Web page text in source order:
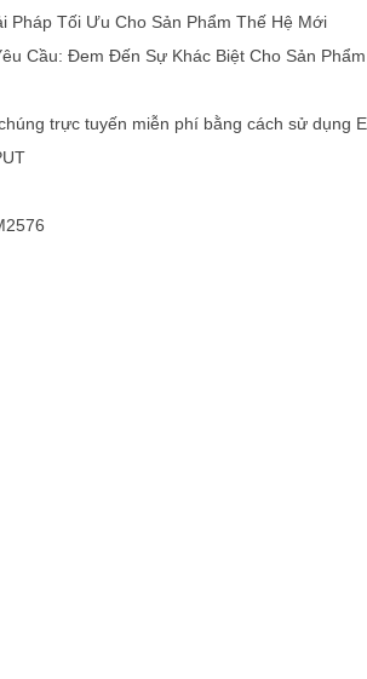
Pháp Tối Ưu Cho Sản Phẩm Thế Hệ Mới
Cầu: Đem Đến Sự Khác Biệt Cho Sản
trực tuyến miễn phí bằng cách sử dụng